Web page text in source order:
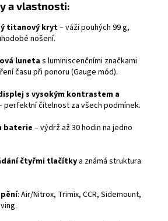
a vlastnosti:
titanový kryt– váží pouhých 99 g,
nošení.
lunetas luminiscenčními značkami
času při ponoru (Gauge mód).
s vysokým kontrastem a
perfektní čitelnost za všech podmínek.
baterie – výdrž až 30 hodin na jedno
čtyřmi tlačítky a známá struktura
: Air/Nitrox, Trimix, CCR, Sidemount,